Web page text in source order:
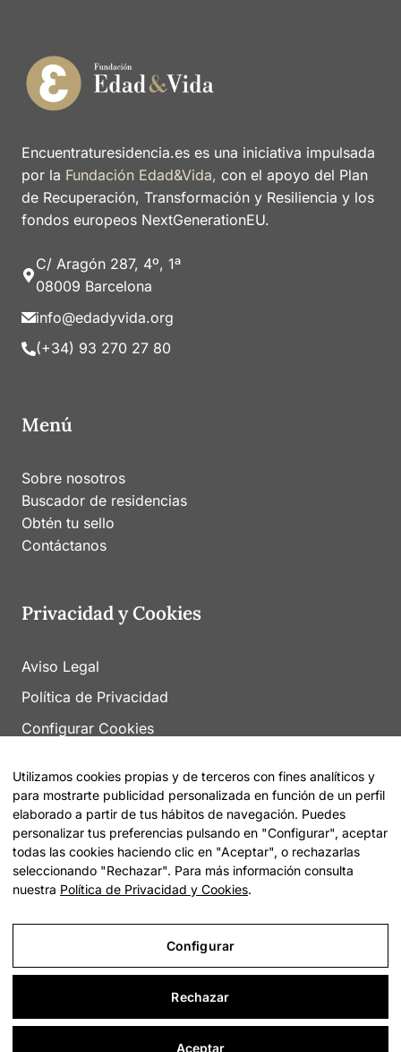
Encuentraturesidencia.es es una iniciativa impulsada
por la Fundación Edad&Vida, con el apoyo del Plan
de Recuperación, Transformación y Resiliencia y los
fondos europeos NextGenerationEU.
C/ Aragón 287, 4º, 1ª
08009 Barcelona
info@edadyvida.org
(+34) 93 270 27 80
Menú
Sobre nosotros
Buscador de residencias
Obtén tu sello
Contáctanos
Privacidad y Cookies
Aviso Legal
Política de Privacidad
Configurar Cookies
© 2026 Encuentra tu Residencia | Sitemap
Utilizamos cookies propias y de terceros con fines analíticos y
para mostrarte publicidad personalizada en función de un perfil
elaborado a partir de tus hábitos de navegación. Puedes
personalizar tus preferencias pulsando en "Configurar", aceptar
todas las cookies haciendo clic en "Aceptar", o rechazarlas
seleccionando "Rechazar". Para más información consulta
nuestra Política de Privacidad y Cookies.
Configurar
Rechazar
Aceptar